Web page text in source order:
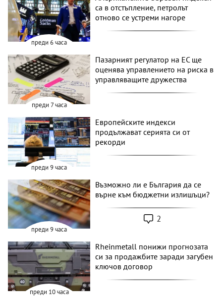
преди 6 часа
са в отстъпление, петролът
отново се устреми нагоре
преди 7 часа
Пазарният регулатор на ЕС ще
оценява управлението на риска в
управляващите дружества
преди 9 часа
Европейските индекси
продължават серията си от
рекорди
преди 9 часа
Възможно ли е България да се
върне към бюджетни излишъци?
2
преди 10 часа
Rheinmetall понижи прогнозата
си за продажбите заради загубен
ключов договор